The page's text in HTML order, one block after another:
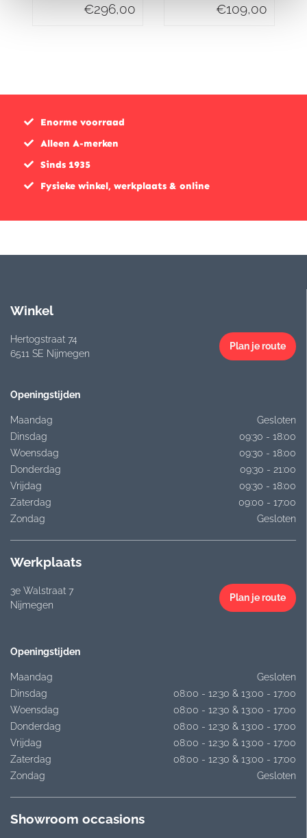
€296,00 €109,00
Enorme voorraad
Alleen A-merken
Sinds 1935
Fysieke winkel, werkplaats & online
Winkel
Hertogstraat 74
6511 SE Nijmegen
Plan je route
Openingstijden
Maandag
Gesloten
Dinsdag
09:30 - 18:00
Woensdag
09:30 - 18:00
Donderdag
09:30 - 21:00
Vrijdag
09:30 - 18:00
Zaterdag
09:00 - 17:00
Zondag
Gesloten
Werkplaats
3e Walstraat 7
Nijmegen
Plan je route
Openingstijden
Maandag
Gesloten
Dinsdag
08:00 - 12:30 & 13:00 - 17:00
Woensdag
08:00 - 12:30 & 13:00 - 17:00
Donderdag
08:00 - 12:30 & 13:00 - 17:00
Vrijdag
08:00 - 12:30 & 13:00 - 17:00
Zaterdag
08:00 - 12:30 & 13:00 - 17:00
Zondag
Gesloten
Showroom occasions